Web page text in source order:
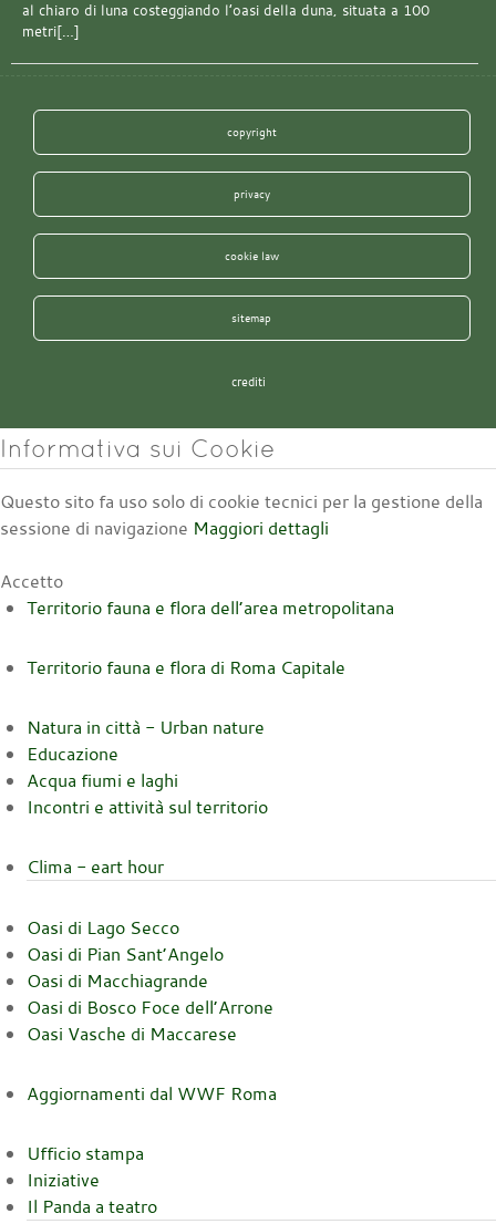
al chiaro di luna costeggiando l’oasi della duna, situata a 100
metri[…]
copyright
privacy
cookie law
sitemap
crediti
Informativa sui Cookie
Questo sito fa uso solo di cookie tecnici per la gestione della
sessione di navigazione Maggiori dettagli
Accetto
Territorio fauna e flora dell’area metropolitana
Territorio fauna e flora di Roma Capitale
Natura in città - Urban nature
Educazione
Acqua fiumi e laghi
Incontri e attività sul territorio
Clima - eart hour
Oasi di Lago Secco
Oasi di Pian Sant’Angelo
Oasi di Macchiagrande
Oasi di Bosco Foce dell’Arrone
Oasi Vasche di Maccarese
Aggiornamenti dal WWF Roma
Ufficio stampa
Iniziative
Il Panda a teatro